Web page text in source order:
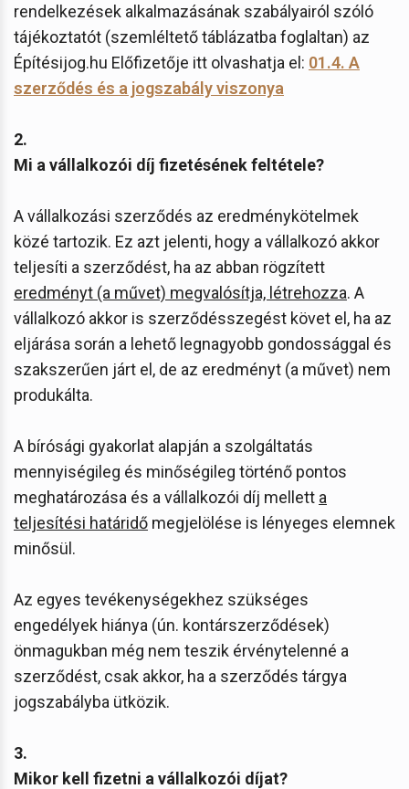
rendelkezések alkalmazásának szabályairól szóló
tájékoztatót (szemléltető táblázatba foglaltan) az
Építésijog.hu Előfizetője itt olvashatja el: 01.4. A
szerződés és a jogszabály viszonya
2.
Mi a vállalkozói díj fizetésének feltétele?
A vállalkozási szerződés az eredménykötelmek
közé tartozik. Ez azt jelenti, hogy a vállalkozó akkor
teljesíti a szerződést, ha az abban rögzített
eredményt (a művet) megvalósítja, létrehozza. A
vállalkozó akkor is szerződésszegést követ el, ha az
eljárása során a lehető legnagyobb gondossággal és
szakszerűen járt el, de az eredményt (a művet) nem
produkálta.
A bírósági gyakorlat alapján a szolgáltatás
mennyiségileg és minőségileg történő pontos
meghatározása és a vállalkozói díj mellett a
teljesítési határidő megjelölése is lényeges elemnek
minősül.
Az egyes tevékenységekhez szükséges
engedélyek hiánya (ún. kontárszerződések)
önmagukban még nem teszik érvénytelenné a
szerződést, csak akkor, ha a szerződés tárgya
jogszabályba ütközik.
3.
Mikor kell fizetni a vállalkozói díjat?